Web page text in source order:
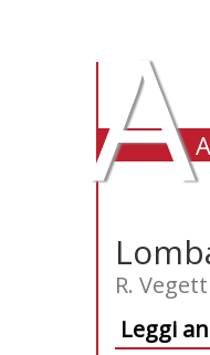
A
R.
Leggi